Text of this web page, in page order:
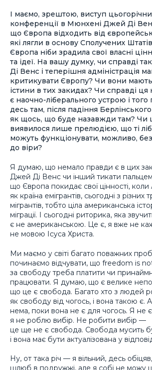
І маємо, зрештою, виступ
конференції в Мюнхені Джей Ді
що Європа відходить від
які лягли в основу Сполучених
Європа ніби зрадила свої власні
та ідеї. На вашу думку, чи справді
Ді Венс і теперішня адміністрація
критикувати Європу? Чи вони
істини в тих закидах? Чи справді ця
є наочно-ліберального устрою і
десь там, після падіння
як щось, що буде назавжди там? Чи
виявилося лише прелюдією, що ті
можуть функціонувати, можливо,
до віри?
Я думаю, що немало правди є в цих
Джей Ді Венс чи інший тикати
що Європа покидає свої цінності,
як країна емігрантів, сьогодні з різних
мігрантів, тобто ціла американська
міграції. І сьогодні риторика, яка
є не американською. Це є, я вже не
не мовою Ісуса Христа.
Ми маємо у світі багато поважних
починаємо відчувати, що freedom is
за свободу треба платити чи
працювати. Я думаю, що є велике
що це є свобода. Багато хто з людей
як свободу від чогось, і вона такою є.
нема, поки вона не є для чогось. Я не є
я не роблю вибір. Не робити вибір —
це ще не є свобода. Свобода мусить
і вона має бути актуалізована у
Ну, от така річ — я вільний, десь
шлюб в подружжі, але я собі не можу